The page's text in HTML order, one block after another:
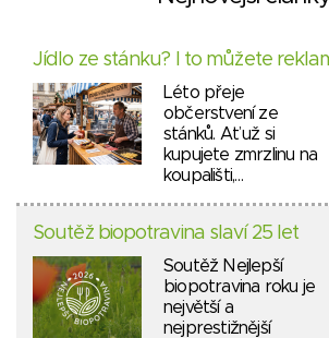
Jídlo ze stánku? I to můžete
Léto přeje
občerstvení ze
stánků. Ať už si
kupujete zmrzlinu na
koupališti,…
Soutěž biopotravina slaví 25 let
Soutěž Nejlepší
biopotravina roku je
největší a
nejprestižnější